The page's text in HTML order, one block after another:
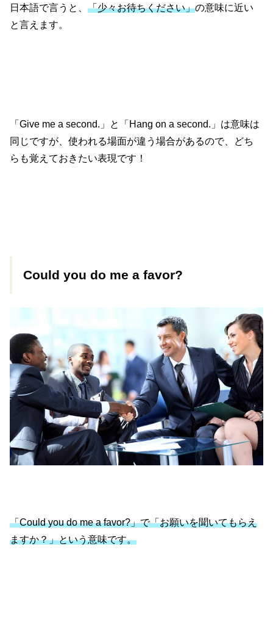
日本語で言うと、「少々お待ちください」の意味に近い
と言えます。
「Give me a second.」と「Hang on a second.」は意味は
同じですが、使われる場面が違う場合があるので、どち
らも覚えておきたい表現です！
Could you do me a favor?
「Could you do me a favor?」で「お願いを聞いてもらえ
ますか？」という意味です。